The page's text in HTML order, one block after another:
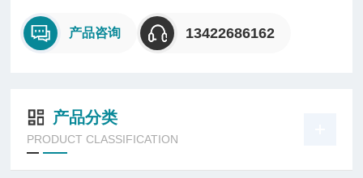
产品咨询 13422686162
产品分类
PRODUCT CLASSIFICATION